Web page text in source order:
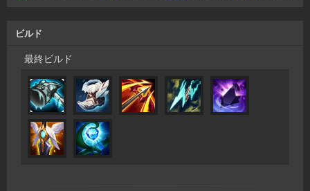
ビルド
最終ビルド